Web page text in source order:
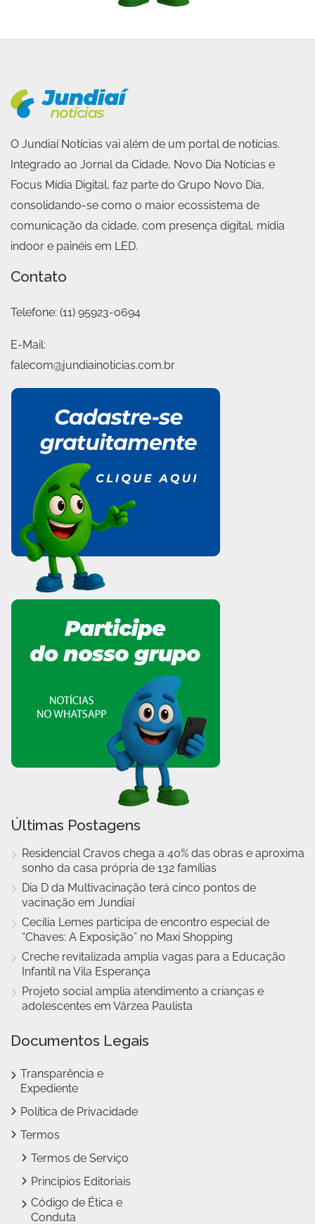
O Jundiaí Notícias vai além de um portal de notícias.
Integrado ao Jornal da Cidade, Novo Dia Notícias e
Focus Mídia Digital, faz parte do Grupo Novo Dia,
consolidando-se como o maior ecossistema de
comunicação da cidade, com presença digital, mídia
indoor e painéis em LED.
Contato
Telefone: (11) 95923-0694
E-Mail:
falecom@jundiainoticias.com.br
Últimas Postagens
Residencial Cravos chega a 40% das obras e aproxima
sonho da casa própria de 132 famílias
Dia D da Multivacinação terá cinco pontos de
vacinação em Jundiaí
Cecília Lemes participa de encontro especial de
“Chaves: A Exposição” no Maxi Shopping
Creche revitalizada amplia vagas para a Educação
Infantil na Vila Esperança
Projeto social amplia atendimento a crianças e
adolescentes em Várzea Paulista
Documentos Legais
Transparência e
Expediente
Política de Privacidade
Termos
Termos de Serviço
Princípios Editoriais
Código de Ética e
Conduta